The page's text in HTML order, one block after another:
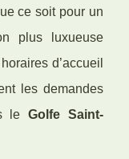
ce soit pour un
plus luxueuse
d’accueil
les demandes
le Golfe Saint-